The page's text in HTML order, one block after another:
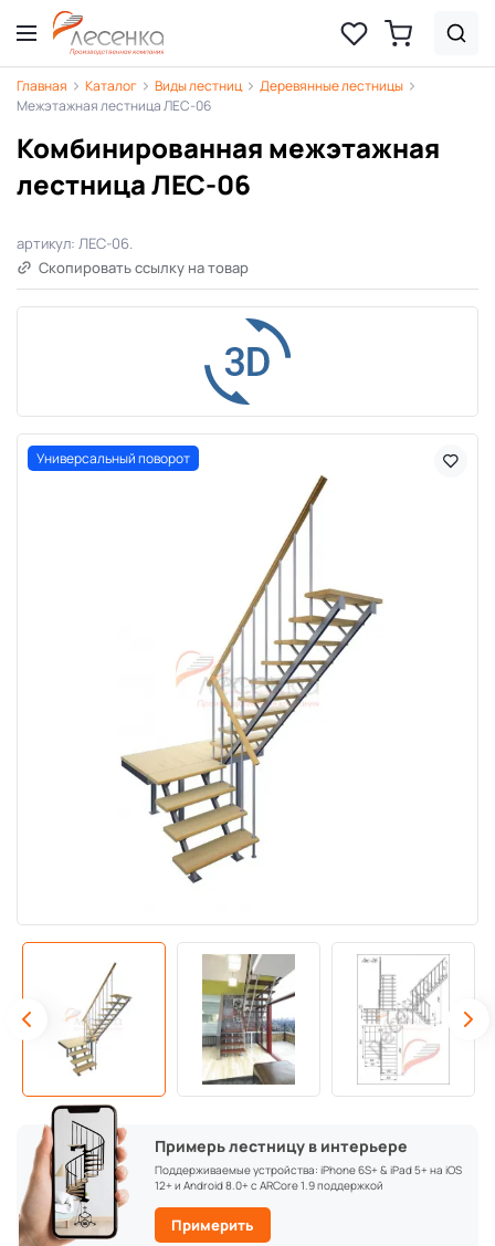
Главная Каталог Виды лестниц
Деревянные лестницы
Межэтажная лестница ЛЕС-06
Комбинированная межэтажная
лестница ЛЕС-06
артикул: ЛЕС-06.
Скопировать ссылку на товар
Универсальный поворот
Примерь лестницу в интерьере
Поддерживаемые устройства: iPhone 6S+ & iPad 5+ на iOS
12+ и Android 8.0+ с ARCore 1.9 поддержкой
Примерить